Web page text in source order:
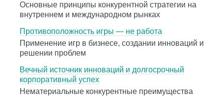
Основные принципы конкурентной стратегии на
внутреннем и международном рынках
Противоположность игры — не работа
Применение игр в бизнесе, создании инноваций и
решении проблем
Вечный источник инноваций и долгосрочный
корпоративный успех
Нематериальные конкурентные преимущества